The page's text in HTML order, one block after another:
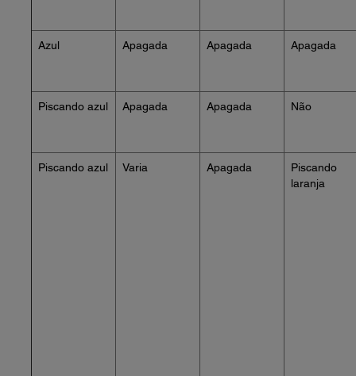
Azul Apagada Apagada Apagada
Piscando azul Apagada Apagada Não
Piscando azul Varia Apagada
Piscando
laranja